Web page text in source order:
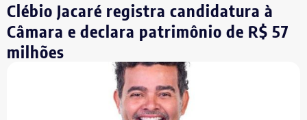
Integrante de movimento afirma que
ocupação aconteceu após quatro
Integrante do Movimento de Luta nos Bairros, Vilas e
Clébio Jacaré registra candidatura à
Câmara e declara patrimônio de R$ 57
milhões